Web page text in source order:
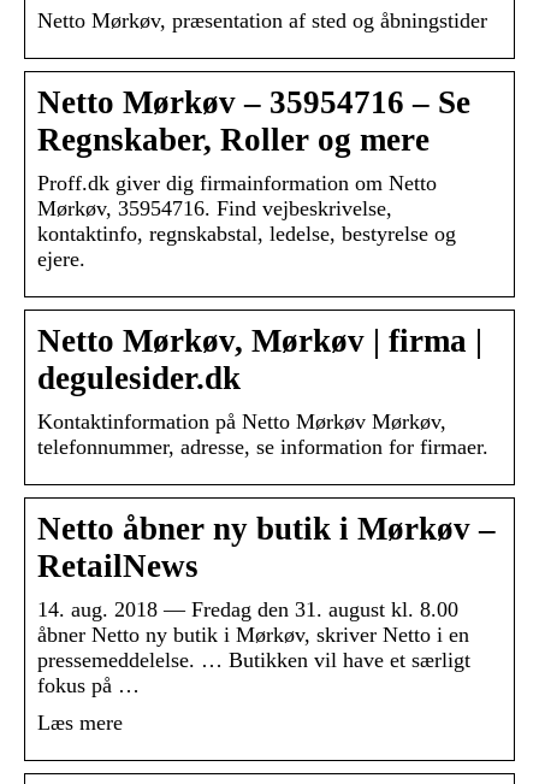
Netto Mørkøv, præsentation af sted og åbningstider
Netto Mørkøv – 35954716 – Se
Regnskaber, Roller og mere
Proff.dk giver dig firmainformation om Netto
Mørkøv, 35954716. Find vejbeskrivelse,
kontaktinfo, regnskabstal, ledelse, bestyrelse og
ejere.
Netto Mørkøv, Mørkøv | firma |
degulesider.dk
Kontaktinformation på Netto Mørkøv Mørkøv,
telefonnummer, adresse, se information for firmaer.
Netto åbner ny butik i Mørkøv –
RetailNews
14. aug. 2018 — Fredag den 31. august kl. 8.00
åbner Netto ny butik i Mørkøv, skriver Netto i en
pressemeddelelse. … Butikken vil have et særligt
fokus på …
Læs mere